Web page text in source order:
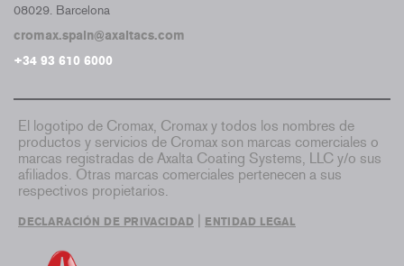
08029. Barcelona
cromax.spain@axaltacs.com
+34 93 610 6000
El logotipo de Cromax, Cromax y todos los nombres de
productos y servicios de Cromax son marcas comerciales o
marcas registradas de Axalta Coating Systems, LLC y/o sus
afiliados. Otras marcas comerciales pertenecen a sus
respectivos propietarios.
DECLARACIÓN DE PRIVACIDAD ENTIDAD LEGAL